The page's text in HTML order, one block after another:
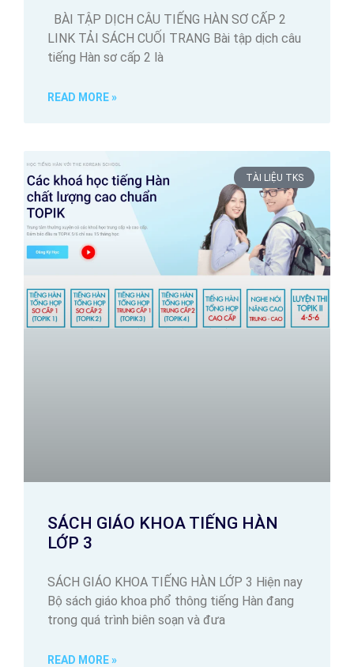
BÀI TẬP DỊCH CÂU TIẾNG HÀN SƠ CẤP 2
LINK TẢI SÁCH CUỐI TRANG Bài tập dịch câu
tiếng Hàn sơ cấp 2 là
READ MORE »
TÀI LIỆU TKS
SÁCH GIÁO KHOA TIẾNG HÀN
LỚP 3
SÁCH GIÁO KHOA TIẾNG HÀN LỚP 3 Hiện nay
Bộ sách giáo khoa phổ thông tiếng Hàn đang
trong quá trình biên soạn và đưa
READ MORE »